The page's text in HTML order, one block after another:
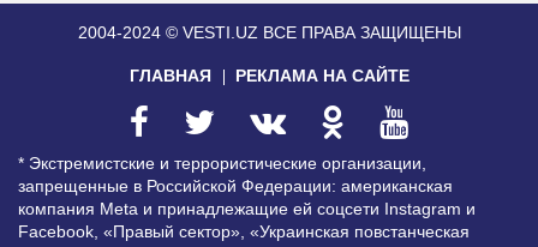
2004-2024 © VESTI.UZ ВСЕ ПРАВА ЗАЩИЩЕНЫ
ГЛАВНАЯ РЕКЛАМА НА САЙТЕ
* Экстремистские и террористические организации,
запрещенные в Российской Федерации: американская
компания Meta и принадлежащие ей соцсети Instagram и
Facebook, «Правый сектор», «Украинская повстанческая